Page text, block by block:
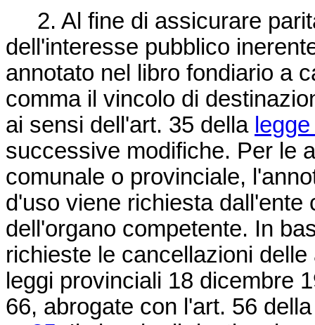
2. Al fine di assicurare
dell'interesse pubblico
annotato nel libro fondiario a
comma il vincolo di
ai sensi dell'art. 35 della
successive modifiche. Per le
comunale o provinciale,
d'uso viene richiesta dall'ente
dell'organo competente. In
richieste le cancellazioni
leggi provinciali 18 dicembre
66, abrogate con l'art. 56